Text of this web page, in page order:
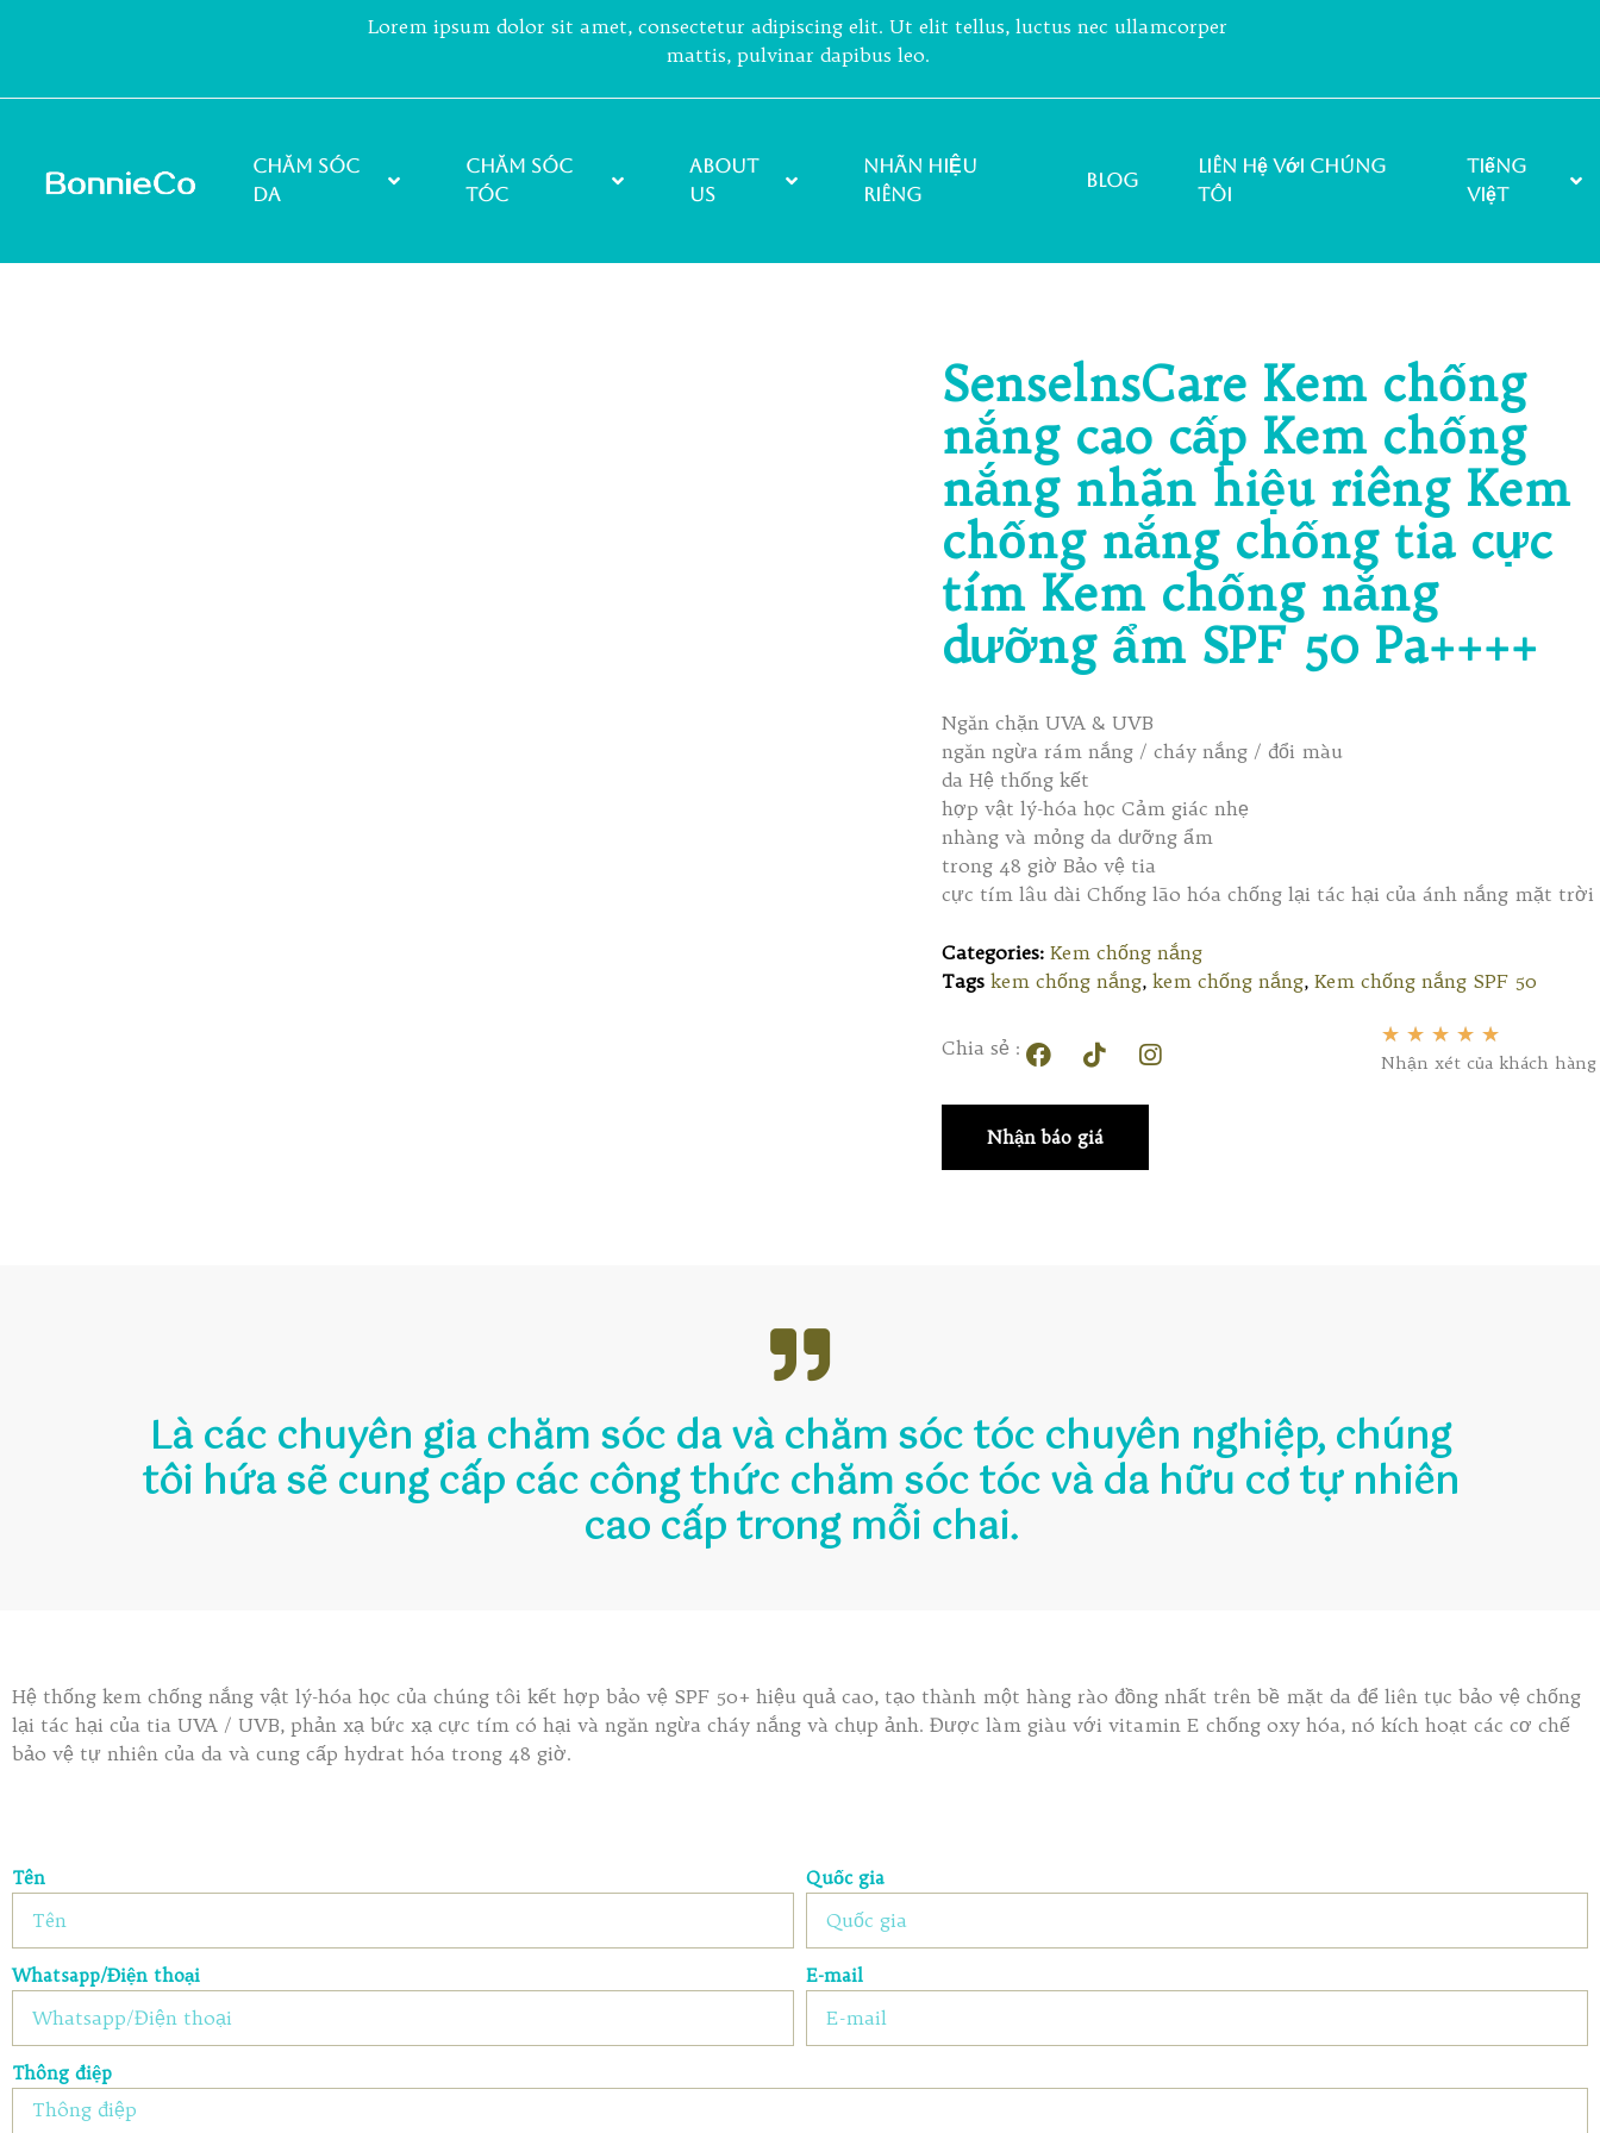
Lorem ipsum dolor sit amet, consectetur adipiscing elit. Ut elit tellus, luctus nec ullamcorper
mattis, pulvinar dapibus leo.
Chăm sóc
da
Chăm sóc
tóc
About
Us
NHÃN HIỆU
RIÊNG
Blog
Liên hệ với chúng
tôi
Tiếng
Việt
SenselnsCare Kem chống
nắng cao cấp Kem chống
nắng nhãn hiệu riêng Kem
chống nắng chống tia cực
tím Kem chống nắng
dưỡng ẩm SPF 50 Pa++++
Ngăn chặn UVA & UVB
ngăn ngừa rám nắng / cháy nắng / đổi màu
da Hệ thống kết
hợp vật lý-hóa học Cảm giác nhẹ
nhàng và mỏng da dưỡng ẩm
trong 48 giờ Bảo vệ tia
cực tím lâu dài Chống lão hóa chống lại tác hại của ánh nắng mặt trời
Categories: Kem chống nắng
Tags kem chống nắng, kem chống nắng, Kem chống nắng SPF 50
Chia sẻ :
★ ★ ★ ★ ★
Nhận xét của khách hàng
Nhận báo giá
Là các chuyên gia chăm sóc da và chăm sóc tóc chuyên nghiệp, chúng
tôi hứa sẽ cung cấp các công thức chăm sóc tóc và da hữu cơ tự nhiên
cao cấp trong mỗi chai.
Hệ thống kem chống nắng vật lý-hóa học của chúng tôi kết hợp bảo vệ SPF 50+ hiệu quả cao, tạo thành một hàng rào đồng nhất trên bề mặt da để liên tục bảo vệ chống
lại tác hại của tia UVA / UVB, phản xạ bức xạ cực tím có hại và ngăn ngừa cháy nắng và chụp ảnh. Được làm giàu với vitamin E chống oxy hóa, nó kích hoạt các cơ chế
bảo vệ tự nhiên của da và cung cấp hydrat hóa trong 48 giờ.
Tên Quốc gia
Whatsapp/Điện thoại E-mail
Thông điệp